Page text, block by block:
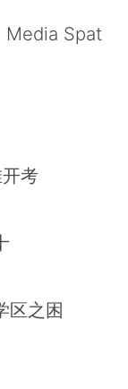
Media Spat
考
区之困